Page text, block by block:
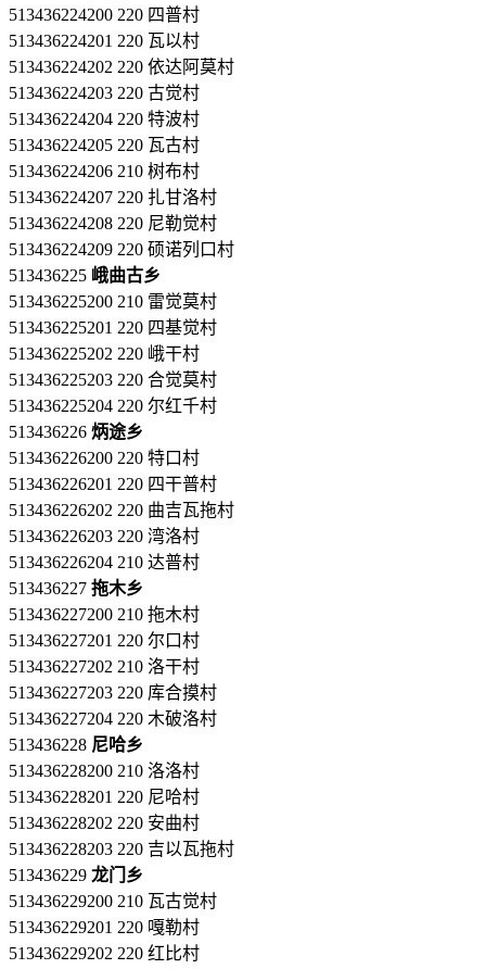
513436224200 220 四普村
513436224201 220 瓦以村
513436224202 220 依达阿莫村
513436224203 220 古觉村
513436224204 220 特波村
513436224205 220 瓦古村
513436224206 210 树布村
513436224207 220 扎甘洛村
513436224208 220 尼勒觉村
513436224209 220 硕诺列口村
513436225 峨曲古乡
513436225200 210 雷觉莫村
513436225201 220 四基觉村
513436225202 220 峨干村
513436225203 220 合觉莫村
513436225204 220 尔红千村
513436226 炳途乡
513436226200 220 特口村
513436226201 220 四干普村
513436226202 220 曲吉瓦拖村
513436226203 220 湾洛村
513436226204 210 达普村
513436227 拖木乡
513436227200 210 拖木村
513436227201 220 尔口村
513436227202 210 洛干村
513436227203 220 库合摸村
513436227204 220 木破洛村
513436228 尼哈乡
513436228200 210 洛洛村
513436228201 220 尼哈村
513436228202 220 安曲村
513436228203 220 吉以瓦拖村
513436229 龙门乡
513436229200 210 瓦古觉村
513436229201 220 嘎勒村
513436229202 220 红比村